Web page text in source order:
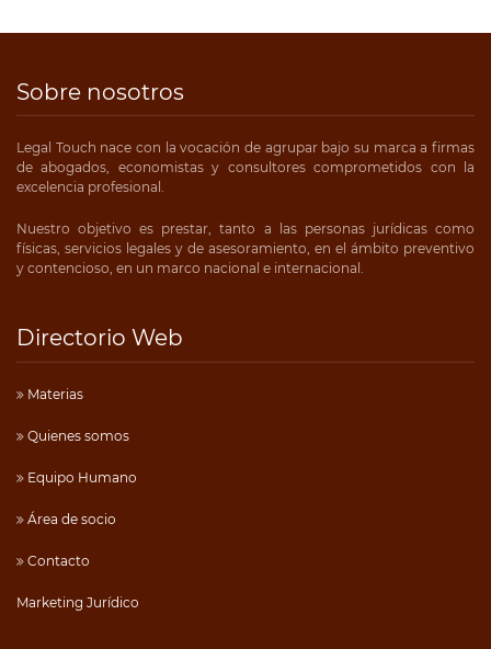
Sobre nosotros
Legal Touch nace con la vocación de agrupar bajo su marca a firmas
de abogados, economistas y consultores comprometidos con la
excelencia profesional.
Nuestro objetivo es prestar, tanto a las personas jurídicas como
físicas, servicios legales y de asesoramiento, en el ámbito preventivo
y contencioso, en un marco nacional e internacional.
Directorio Web
Materias
Quienes somos
Equipo Humano
Área de socio
Contacto
Marketing Jurídico